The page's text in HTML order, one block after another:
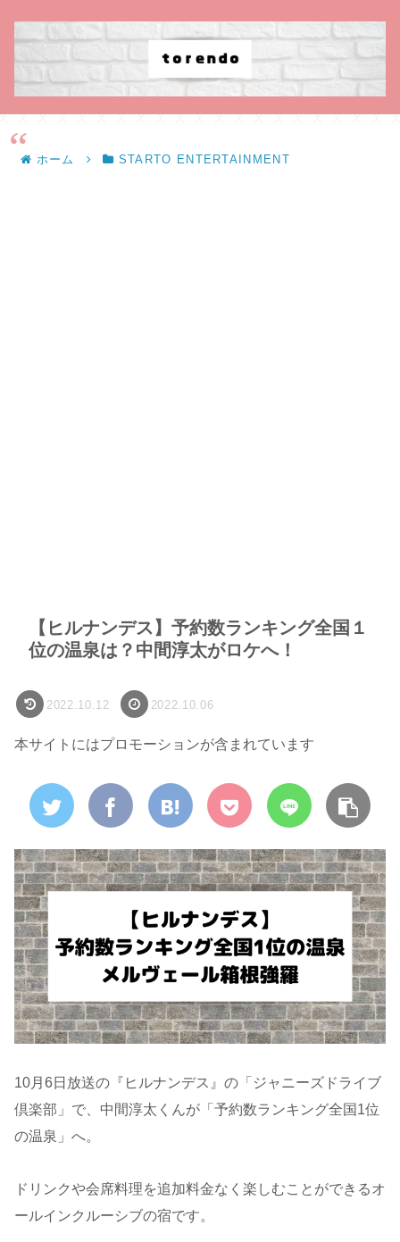
ホーム STARTO ENTERTAINMENT
【ヒルナンデス】予約数ランキング全国１
位の温泉は？中間淳太がロケへ！
2022.10.12 2022.10.06
本サイトにはプロモーションが含まれています
10月6日放送の『ヒルナンデス』の「ジャニーズドライブ
倶楽部」で、中間淳太くんが「予約数ランキング全国1位
の温泉」へ。
ドリンクや会席料理を追加料金なく楽しむことができるオ
ールインクルーシブの宿です。